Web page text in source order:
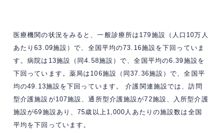
医療機関の状況をみると、一般診療所は179施設（人口10万人
あたり63.09施設）で、全国平均の73.16施設を下回っていま
す。​病院は13施設（同4.58施設）で、全国平均の6.39施設を
下回っています。​薬局は106施設（同37.36施設）で、全国平
均の49.13施設を下回っています。 ​介護関連施設では、訪問
型介護施設が107施設、通所型介護施設が72施設、入所型介護
施設が69施設あり、75歳以上1,000人あたりの施設数は全国
平均を下回っています。